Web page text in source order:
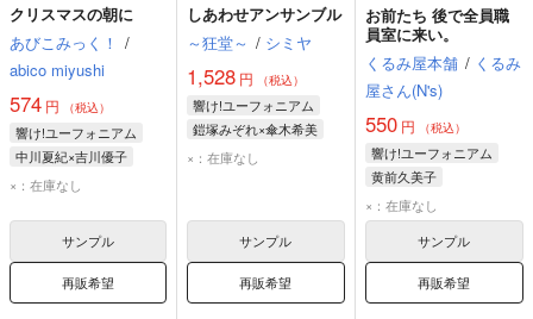
クリスマスの朝に
あびこみっく！ /
abico miyushi
574 円 （税込）
響け!ユーフォニアム
中川夏紀×吉川優子
中川夏紀
×：在庫なし
サンプル
再販希望
しあわせアンサンブル
～狂堂～ / シミヤ
1,528 円 （税込）
響け!ユーフォニアム
鎧塚みぞれ×傘木希美
傘木希美
×：在庫なし
サンプル
再販希望
お前たち 後で全員職
員室に来い。
くるみ屋本舗 / くるみ
屋さん(N's)
550円 （税込）
響け!ユーフォニアム
黄前久美子
鎧塚みぞれ
×：在庫なし
サンプル
再販希望